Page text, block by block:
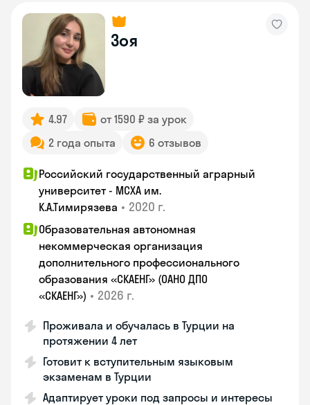
Зоя
4.97
от 1590 ₽ за урок
2 года опыта
6 отзывов
Российский государственный аграрный
университет - МСХА им.
К.А.Тимирязева • 2020 г.
Образовательная автономная
некоммерческая организация
дополнительного профессионального
образования «СКАЕНГ» (ОАНО ДПО
«СКАЕНГ») • 2026 г.
Проживала и обучалась в Турции на
протяжении 4 лет
Готовит к вступительным языковым
экзаменам в Турции
Адаптирует уроки под запросы и интересы